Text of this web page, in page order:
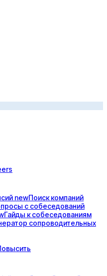
newПоисккомпаний
с собеседований
Гайды ксобеседованиям
сопроводительных